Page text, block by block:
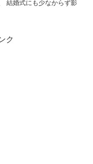
結婚式にも少なからず影
ク